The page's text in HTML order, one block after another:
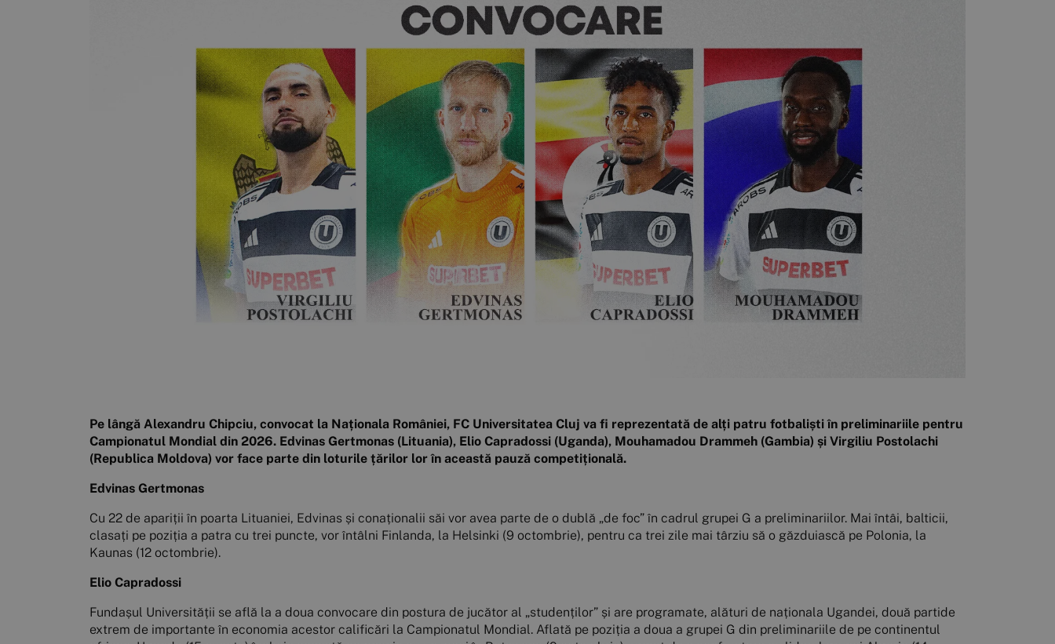
Pe lângă Alexandru Chipciu, convocat la Naționala României, FC Universitatea Cluj va fi reprezentată de alți patru fotbaliști în preliminariile pentru
Campionatul Mondial din 2026. Edvinas Gertmonas (Lituania), Elio Capradossi (Uganda), Mouhamadou Drammeh (Gambia) și Virgiliu Postolachi
(Republica Moldova) vor face parte din loturile țărilor lor în această pauză competițională.
Edvinas Gertmonas
Cu 22 de apariții în poarta Lituaniei, Edvinas și conaționalii săi vor avea parte de o dublă „de foc” în cadrul grupei G a preliminariilor. Mai întâi, balticii,
clasați pe poziția a patra cu trei puncte, vor întâlni Finlanda, la Helsinki (9 octombrie), pentru ca trei zile mai târziu să o găzduiască pe Polonia, la
Kaunas (12 octombrie).
Elio Capradossi
Fundașul Universității se află la a doua convocare din postura de jucător al „studenților” și are programate, alături de naționala Ugandei, două partide
extrem de importante în economia acestor calificări la Campionatul Mondial. Aflată pe poziția a doua a grupei G din preliminariile de pe continentul